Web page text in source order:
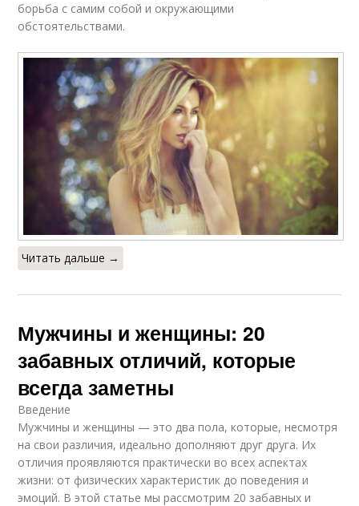
борьба с самим собой и окружающими
обстоятельствами.
Читать дальше →
Мужчины и женщины: 20
забавных отличий, которые
всегда заметны
Введение
Мужчины и женщины — это два пола, которые, несмотря
на свои различия, идеально дополняют друг друга. Их
отличия проявляются практически во всех аспектах
жизни: от физических характеристик до поведения и
эмоций. В этой статье мы рассмотрим 20 забавных и